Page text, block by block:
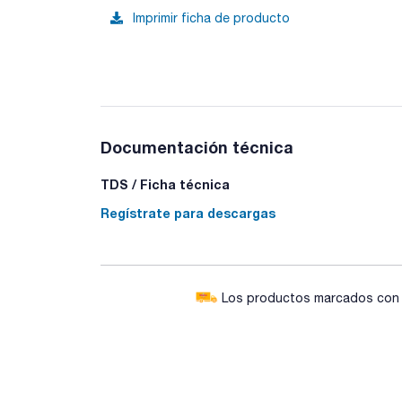
Imprimir ficha de producto
Documentación técnica
TDS / Ficha técnica
Regístrate para descargas
Los productos marcados con